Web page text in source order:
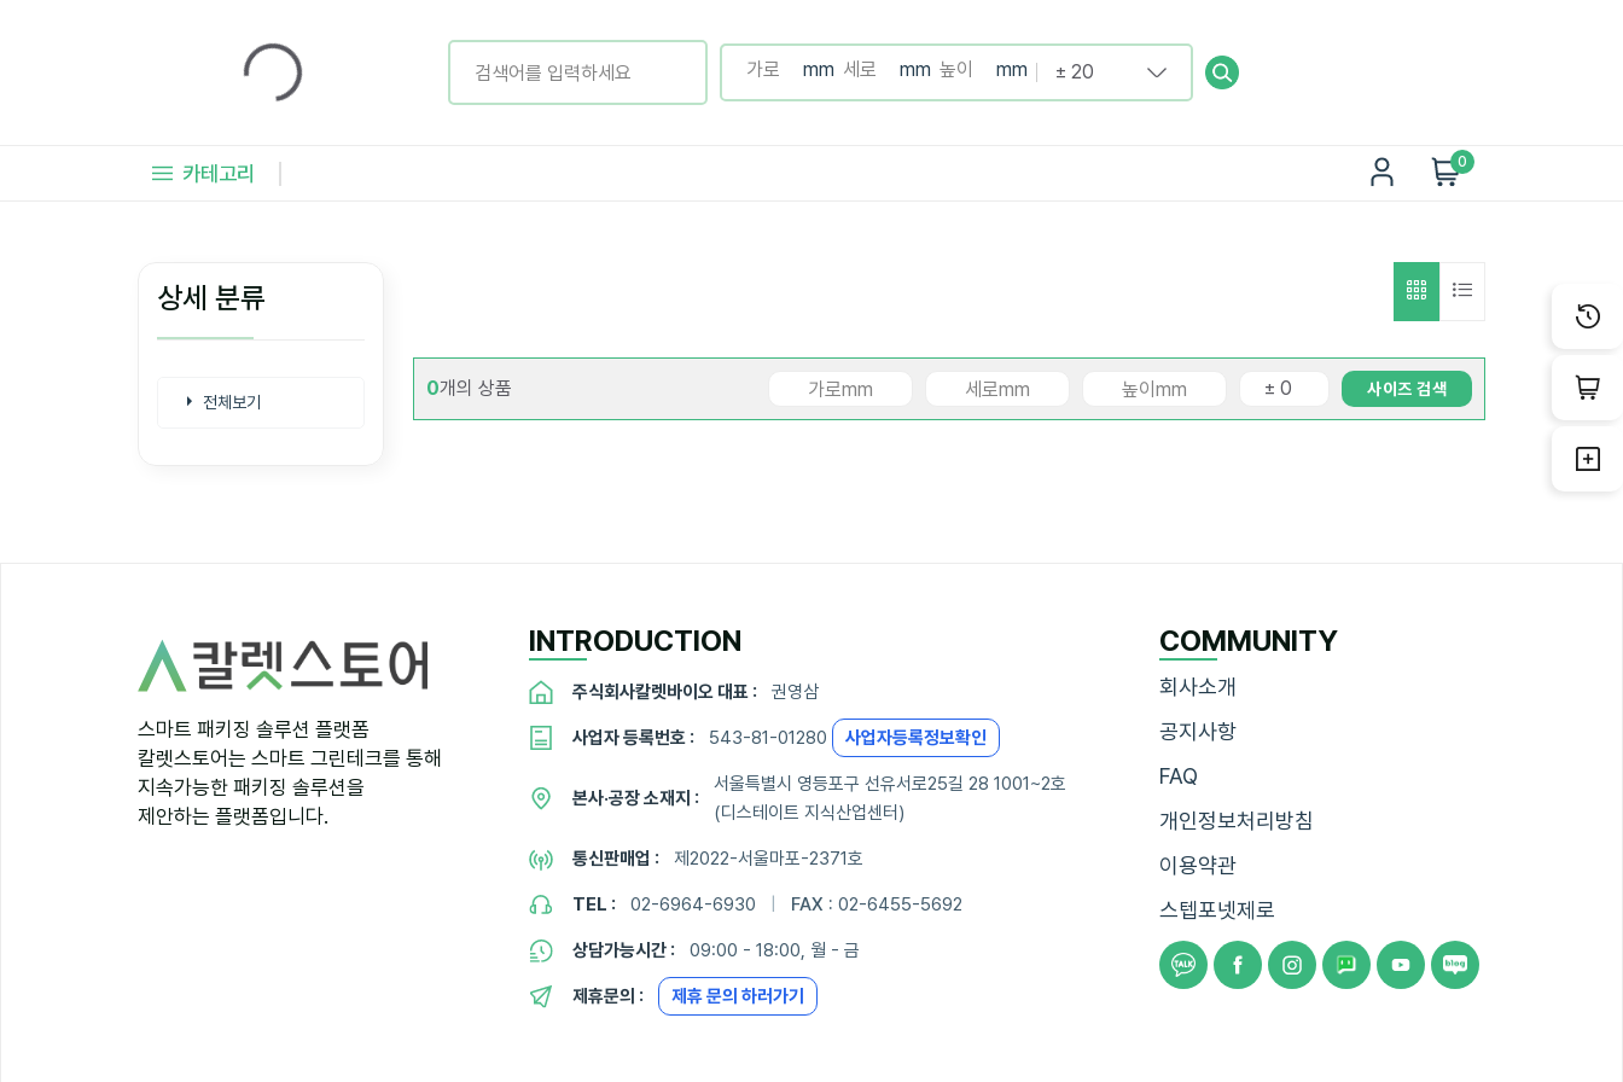
카테고리 0
상세 분류
전체보기
0개의 상품 사이즈 검색
스마트 패키징 솔루션 플랫폼
칼렛스토어는 스마트 그린테크를 통해
지속가능한 패키징 솔루션을
제안하는 플랫폼입니다.
INTRODUCTION
주식회사칼렛바이오 대표 : 권영삼
사업자 등록번호 : 543-81-01280 사업자등록정보확인
본사·공장 소재지 :
서울특별시 영등포구 선유서로25길 28 1001~2호
(디스테이트 지식산업센터)
통신판매업 : 제2022-서울마포-2371호
TEL : 02-6964-6930 FAX : 02-6455-5692
상담가능시간 : 09:00 - 18:00, 월 - 금
제휴문의 : 제휴 문의 하러가기
COMMUNITY
회사소개
공지사항
FAQ
개인정보처리방침
이용약관
스텝포넷제로